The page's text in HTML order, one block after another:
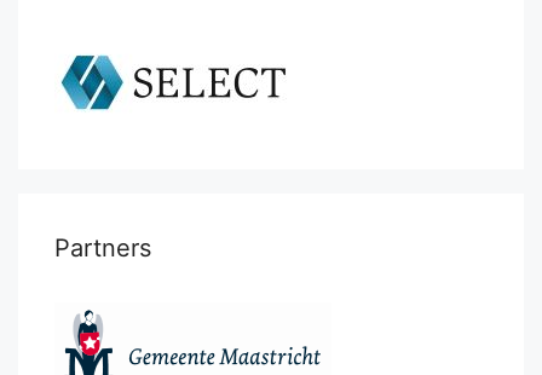
Partners